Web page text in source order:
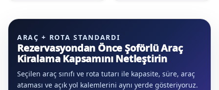
ARAÇ + ROTA STANDARDI
Rezervasyondan Önce Şoförlü Araç
Kiralama Kapsamını Netleştirin
Seçilen araç sınıfı ve rota tutarı ile kapasite, süre, araç
ataması ve açık yol kalemlerini aynı yerde gösteriyoruz.